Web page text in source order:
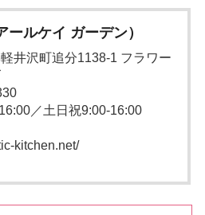
ールケイ ガーデン）
井沢町追分1138-1 フラワー
／土日祝9:00-16:00
kitchen.net/